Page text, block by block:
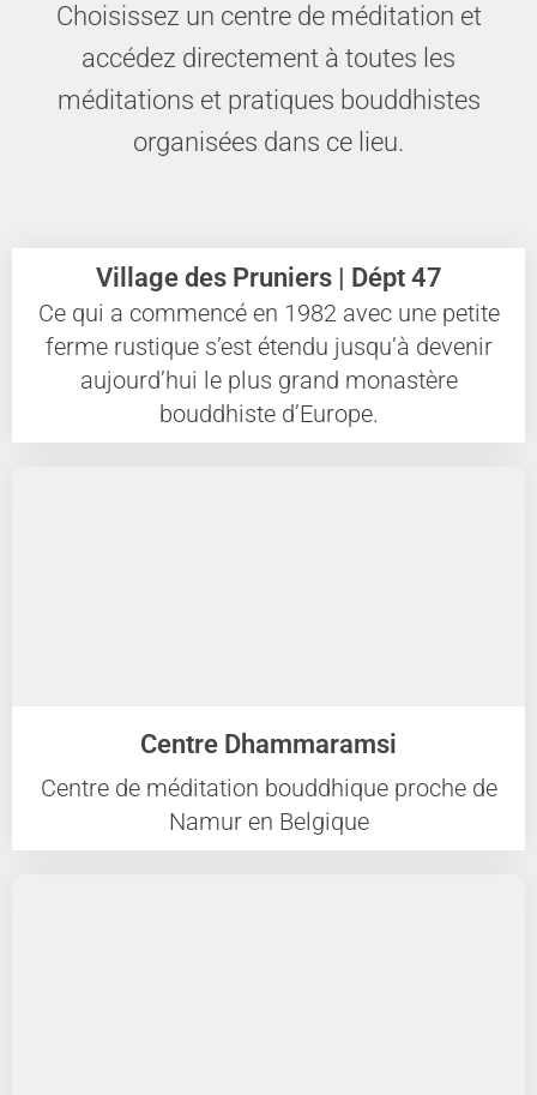
Choisissez un centre de méditation et
accédez directement à toutes les
méditations et pratiques bouddhistes
organisées dans ce lieu.
Village des Pruniers | Dépt 47
Ce qui a commencé en 1982 avec une petite
ferme rustique s’est étendu jusqu’à devenir
aujourd’hui le plus grand monastère
bouddhiste d’Europe.
Centre Dhammaramsi
Centre de méditation bouddhique proche de
Namur en Belgique